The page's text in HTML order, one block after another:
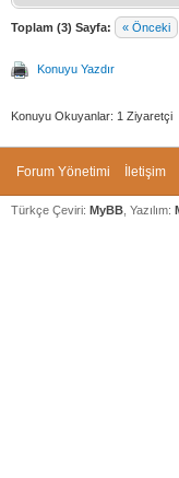
Toplam (3) Sayfa: « Önceki
Konuyu Yazdır
Konuyu Okuyanlar: 1 Ziyaretçi
Forum Yönetimi İletişim
Türkçe Çeviri: MyBB , Yazılım: